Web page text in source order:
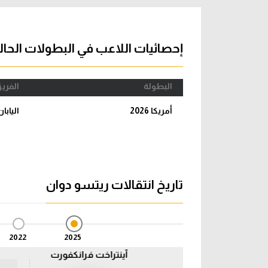
دوري إحصائيات اللاعب في البطولات
البطولة
أمريكا 2026
تاريخ انتقالات ريتسو دوان
2025
2022
آينتراخت فرانكفورت